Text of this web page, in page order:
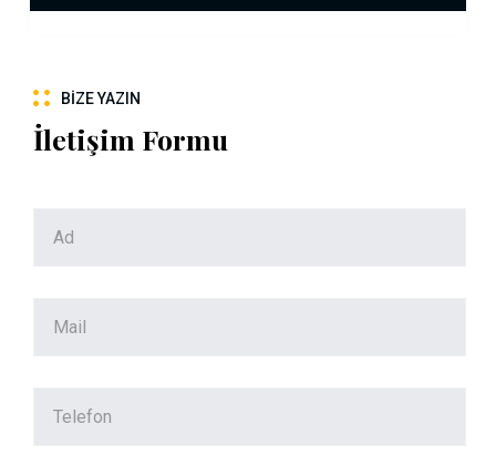
BIZE YAZIN
İletişim Formu